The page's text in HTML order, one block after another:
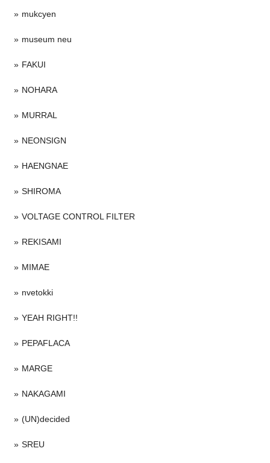
mukcyen
museum neu
FAKUI
NOHARA
MURRAL
NEONSIGN
HAENGNAE
SHIROMA
VOLTAGE CONTROL FILTER
REKISAMI
MIMAE
nvetokki
YEAH RIGHT!!
PEPAFLACA
MARGE
NAKAGAMI
(UN)decided
SREU